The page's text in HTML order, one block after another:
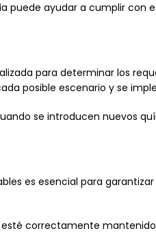
puede ayudar a cumplir con
para determinar los
posible escenario y se
se introducen nuevos
es esencial para
esté correctamente